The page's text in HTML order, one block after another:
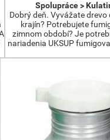
Spolupráce >
Dobrý deň. Vyvážate drevo
krajín? Potrebujete
zimnom období? Je
nariadenia UKSUP